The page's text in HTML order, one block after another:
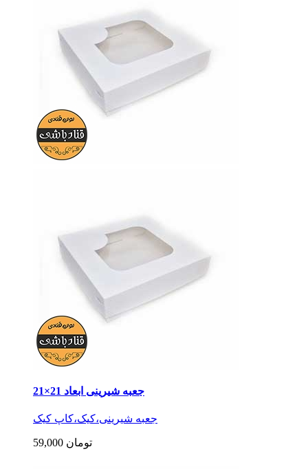
جعبه شیرینی ابعاد 21×21
جعبه شیرینی،کیک،کاپ کیک
59,000 تومان